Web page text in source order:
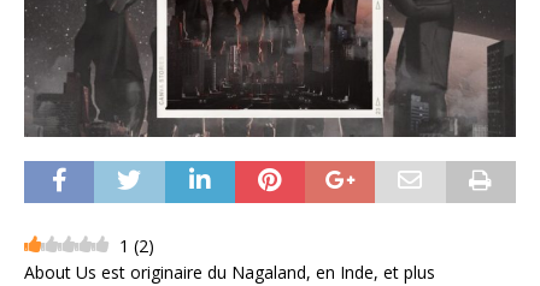
1 (2)
About Us est originaire du Nagaland, en Inde, et plus